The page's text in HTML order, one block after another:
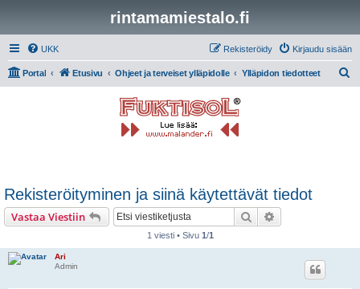
rintamamiestalo.fi
UKK Kirjaudu sisään
Rekisteröidy
Portal Etusivu Ohjeet ja terveiset ylläpidolle Ylläpidon tiedotteet
Rekisteröityminen ja siinä käytettävät tiedot
Vastaa Viestiin Etsi
1 viesti • Sivu 1/1
Ari
Admin